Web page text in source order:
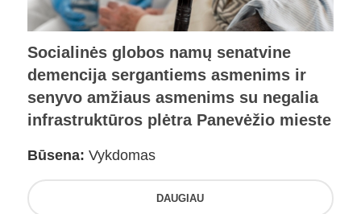
Socialinės globos namų senatvine
demencija sergantiems asmenims ir
senyvo amžiaus asmenims su negalia
infrastruktūros plėtra Panevėžio mieste
Būsena: Vykdomas
DAUGIAU